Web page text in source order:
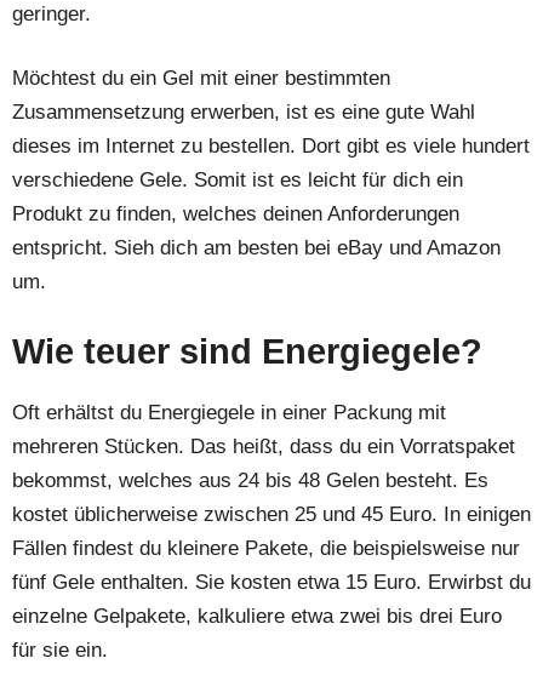
geringer.
Möchtest du ein Gel mit einer bestimmten
Zusammensetzung erwerben, ist es eine gute Wahl
dieses im Internet zu bestellen. Dort gibt es viele hundert
verschiedene Gele. Somit ist es leicht für dich ein
Produkt zu finden, welches deinen Anforderungen
entspricht. Sieh dich am besten bei eBay und Amazon
um.
Wie teuer sind Energiegele?
Oft erhältst du Energiegele in einer Packung mit
mehreren Stücken. Das heißt, dass du ein Vorratspaket
bekommst, welches aus 24 bis 48 Gelen besteht. Es
kostet üblicherweise zwischen 25 und 45 Euro. In einigen
Fällen findest du kleinere Pakete, die beispielsweise nur
fünf Gele enthalten. Sie kosten etwa 15 Euro. Erwirbst du
einzelne Gelpakete, kalkuliere etwa zwei bis drei Euro
für sie ein.